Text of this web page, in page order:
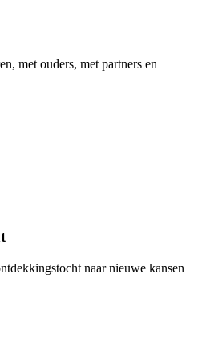
met ouders, met partners en
naar nieuwe kansen